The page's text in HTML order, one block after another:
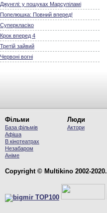
Джунглі: у пошуках Марсупіламі
Попелюшка: Повний вперед!
Суперкласіко
Крок вперед 4
Третій зайвий
Червоні вогні
Фільми
База фільмів
Афіша
В кінотеатрах
Незабаром
Аніме
Люди
Актори
Copyright © Multikino 2002-2020.